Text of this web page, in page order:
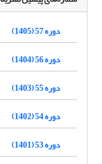
دوره 57 (1405)
دوره 56 (1404)
دوره 55 (1403)
دوره 54 (1402)
دوره 53 (1401)